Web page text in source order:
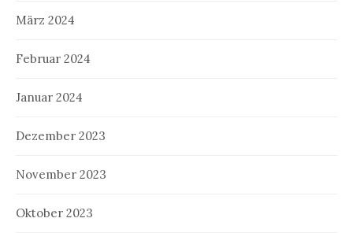
März 2024
Februar 2024
Januar 2024
Dezember 2023
November 2023
Oktober 2023